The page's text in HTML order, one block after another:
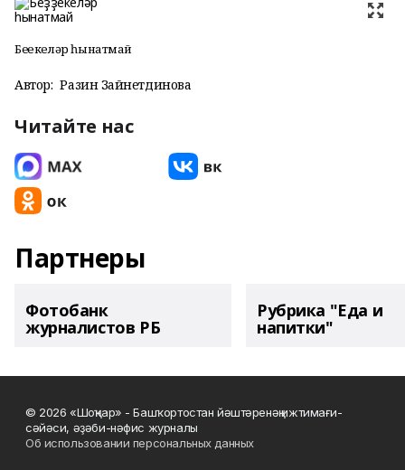
Беҙҙекеләр һынатмай
Автор: Разинә Зайнетдинова
Читайте нас
Партнеры
Фотобанк
журналистов РБ
Рубрика "Еда и
напитки"
© 2026 «Шоңҡар» - Башҡортостан йәштәренәң ижтимағи-
сәйәси, әҙәби-нәфис журналы
Об использовании персональных данных